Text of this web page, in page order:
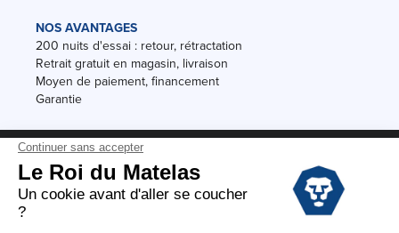
NOS AVANTAGES
200 nuits d'essai : retour, rétractation
Retrait gratuit en magasin, livraison
Moyen de paiement, financement
Garantie
Conditions des offres
Black Friday
Destockage